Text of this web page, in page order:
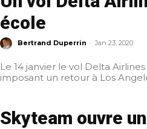
école
Bertrand Duperrin - Jan 23, 2020
Le 14 janvier le vol Delta
Skyteam ouvre